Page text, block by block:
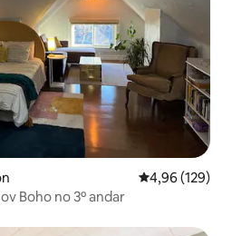
4,96 de uma
4,96 (129)
Boho no 3º andar